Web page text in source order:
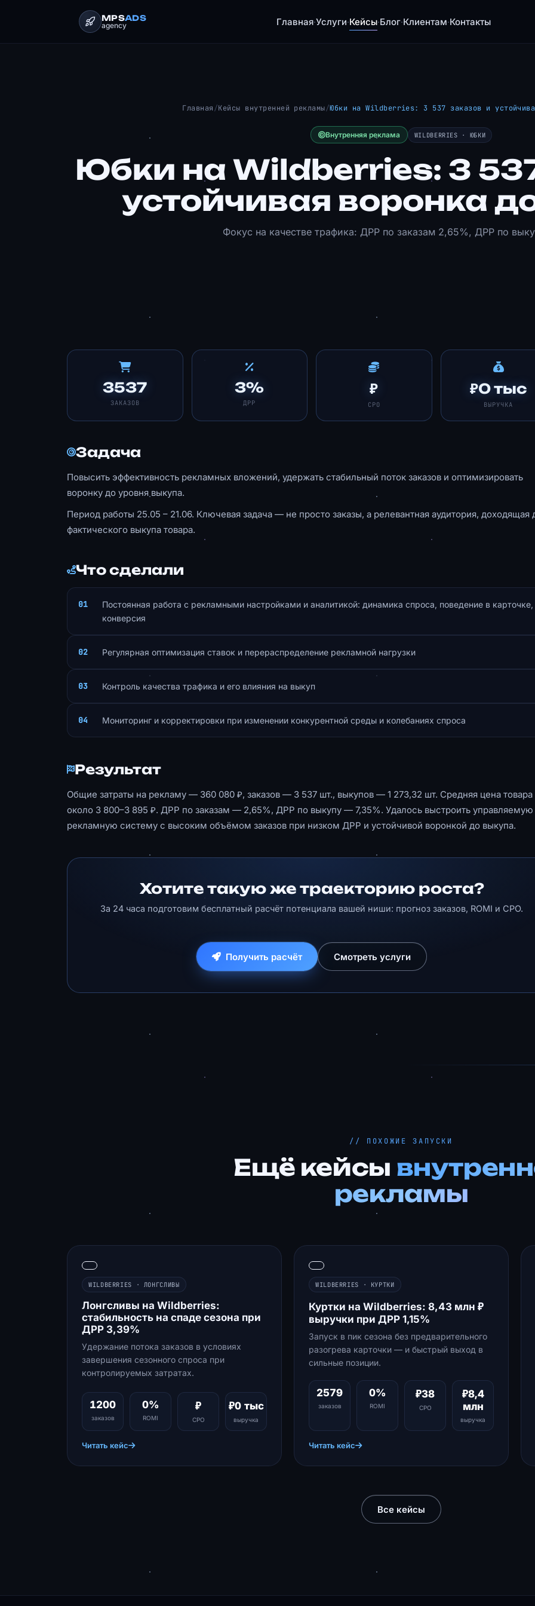
MPSADS
agency Главная·Услуги·Кейсы·Блог·Клиентам·Контакты
Главная/Кейсы внутренней рекламы/Юбки на Wildberries: 3 537 заказов и
Внутренняя реклама WILDBERRIES · ЮБКИ
Юбки на Wildberries: 3
устойчивая воронка
Фокус на качестве трафика: ДРР по заказам 2,65%, ДРР по
3537
ЗАКАЗОВ
3%
ДРР
₽
СРО
₽0 тыс
ВЫРУЧКА
Задача
Повысить эффективность рекламных вложений, удержать стабильный поток заказов и оптимизировать
воронку до уровня выкупа.
Период работы 25.05 – 21.06. Ключевая задача — не просто заказы, а релевантная аудитория, доходящая
фактического выкупа товара.
Что сделали
Постоянная работа с рекламными настройками и аналитикой: динамика спроса, поведение в карточке,
конверсия
Регулярная оптимизация ставок и перераспределение рекламной нагрузки
Контроль качества трафика и его влияния на выкуп
Мониторинг и корректировки при изменении конкурентной среды и колебаниях спроса
Результат
Общие затраты на рекламу — 360 080 ₽, заказов — 3 537 шт., выкупов — 1 273,32 шт. Средняя цена
около 3 800–3 895 ₽. ДРР по заказам — 2,65%, ДРР по выкупу — 7,35%. Удалось выстроить управляемую
рекламную систему с высоким объёмом заказов при низком ДРР и устойчивой воронкой до выкупа.
Хотите такую же траекторию роста?
За 24 часа подготовим бесплатный расчёт потенциала вашей ниши: прогноз заказов, ROMI и CPO.
Получить расчёт Смотреть услуги
// ПОХОЖИЕ ЗАПУСКИ
Ещё кейсы
рекламы
WILDBERRIES · ЛОНГСЛИВЫ
Лонгсливы на Wildberries:
стабильность на спаде сезона при
ДРР 3,39%
Удержание потока заказов в условиях
завершения сезонного спроса при
контролируемых затратах.
1200
заказов
0%
ROMI
₽
CPO
₽0 тыс
выручка
Читать кейс
WILDBERRIES · КУРТКИ
Куртки на Wildberries: 8,43 млн ₽
выручки при ДРР 1,15%
Запуск в пик сезона без предварительного
разогрева карточки — и быстрый выход в
сильные позиции.
2579
заказов
0%
ROMI
₽38
CPO
₽8,4
млн
выручка
Читать кейс
Все кейсы